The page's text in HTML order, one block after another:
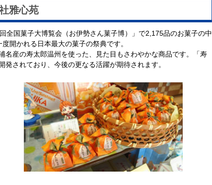
雅心苑
全国菓子大博覧会（お伊勢さん菓子博）」で2,175品のお菓子の中
開かれる日本最大の菓子の祭典です。
名産の寿太郎温州を使った、見た目もさわやかな商品です。「寿
されており、今後の更なる活躍が期待されます。